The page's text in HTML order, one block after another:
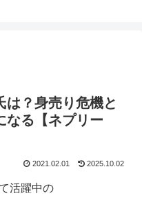
は？身売り危機と
なる【ネプリー
2021.02.01 2025.10.02
活躍中の